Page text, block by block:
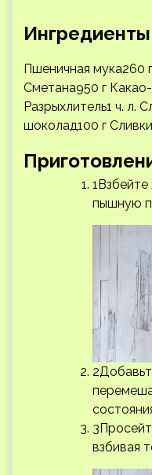
Ингредиенты
Пшеничная мука260
Сметана950 г
Разрыхлитель1 ч. л.
шоколад100 г
1Взбейте
пышную
взбивая